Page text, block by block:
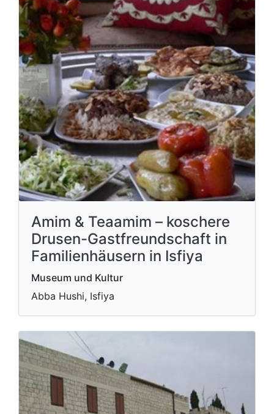
Amim & Teaamim – koschere
Drusen-Gastfreundschaft in
Familienhäusern in Isfiya
Museum und Kultur
Abba Hushi, Isfiya